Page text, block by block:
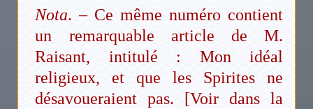
Nota. – Ce même numéro contient
un remarquable article de M.
Raisant, intitulé : Mon idéal
religieux, et que les Spirites ne
désavoueraient pas. [Voir dans la